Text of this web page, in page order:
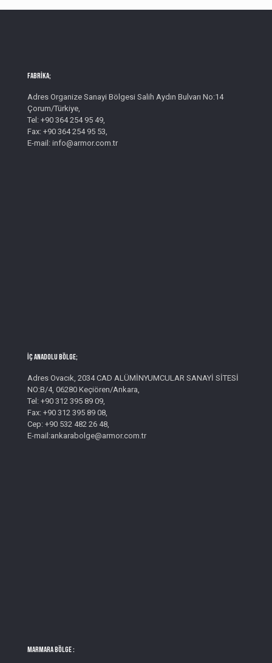
Fabrika;
Adres Organize Sanayi Bölgesi Salih Aydın Bulvarı No:14
Çorum/Türkiye,
Tel: +90 364 254 95 49,
Fax: +90 364 254 95 53,
E-mail: info@armor.com.tr
İç Anadolu Bölge;
Adres Ovacık, 2034 CAD ALÜMİNYUMCULAR SANAYİ SİTESİ
NO:B/4, 06280 Keçiören/Ankara,
Tel: +90 312 395 89 09,
Fax: +90 312 395 89 08,
Cep: +90 532 482 26 48,
E-mail:ankarabolge@armor.com.tr
MARMARA BÖLGE :